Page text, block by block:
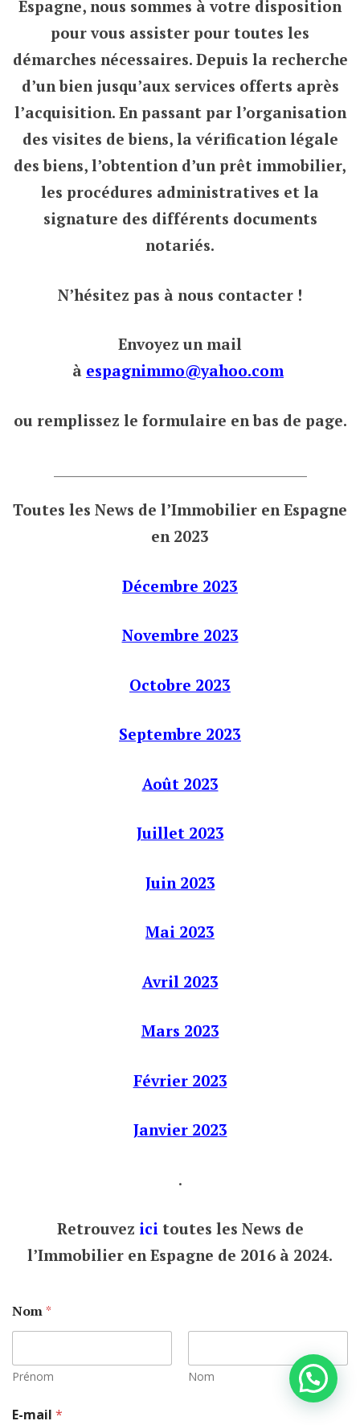
Espagne, nous sommes à votre disposition
pour vous assister pour toutes les
démarches nécessaires. Depuis la recherche
d’un bien jusqu’aux services offerts après
l’acquisition. En passant par l’organisation
des visites de biens, la vérification légale
des biens, l’obtention d’un prêt immobilier,
les procédures administratives et la
signature des différents documents
notariés.
N’hésitez pas à nous contacter !
Envoyez un mail
à espagnimmo@yahoo.com
ou remplissez le formulaire en bas de page.
Toutes les News de l’Immobilier en Espagne
en 2023
Décembre 2023
Novembre 2023
Octobre 2023
Septembre 2023
Août 2023
Juillet 2023
Juin 2023
Mai 2023
Avril 2023
Mars 2023
Février 2023
Janvier 2023
.
Retrouvez ici toutes les News de
l’Immobilier en Espagne de 2016 à 2024.
Nom *
Prénom Nom
E-mail *